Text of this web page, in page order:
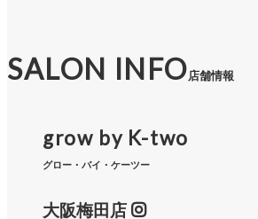
SALON INFO 店舗情報
grow by K-two
グロー・バイ・ケーツー
大阪梅田店